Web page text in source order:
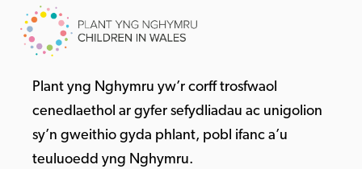
Plant yng Nghymru yw’r corff trosfwaol
cenedlaethol ar gyfer sefydliadau ac unigolion
sy’n gweithio gyda phlant, pobl ifanc a’u
teuluoedd yng Nghymru.